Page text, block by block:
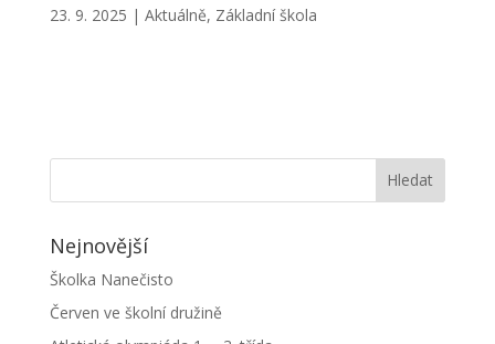
23. 9. 2025 | Aktuálně, Základní škola
Nejnovější
Školka Nanečisto
Červen ve školní družině